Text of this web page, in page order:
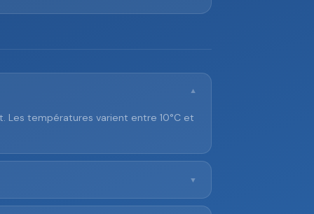
▼
Les températures varient entre 10°C et
▼